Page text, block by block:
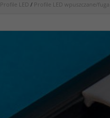
Profile LED / Profile LED wpuszczane/fuga